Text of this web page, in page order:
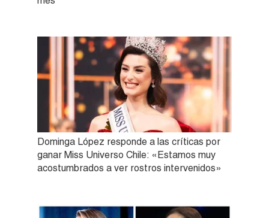
Dominga López responde a las críticas por
ganar Miss Universo Chile: «Estamos muy
acostumbrados a ver rostros intervenidos»